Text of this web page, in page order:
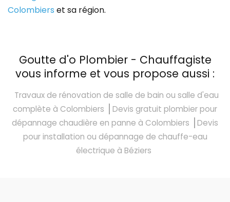
Colombiers et sa région.
Goutte d'o Plombier - Chauffagiste
vous informe et vous propose aussi :
Travaux de rénovation de salle de bain ou salle d'eau
complète à Colombiers
Devis gratuit plombier pour
dépannage chaudière en panne à Colombiers
Devis
pour installation ou dépannage de chauffe-eau
électrique à Béziers